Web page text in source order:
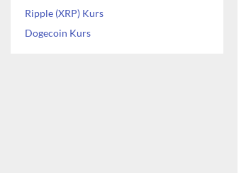
Ripple (XRP) Kurs
Dogecoin Kurs